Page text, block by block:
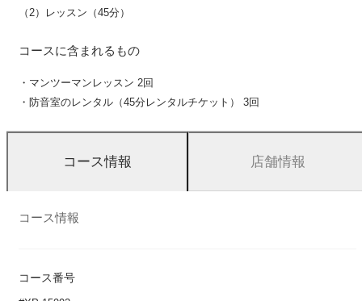
（2）レッスン（45分）
コースに含まれるもの
・マンツーマンレッスン 2回
・防音室のレンタル（45分レンタルチケット） 3回
コース情報 店舗情報
コース情報
コース番号